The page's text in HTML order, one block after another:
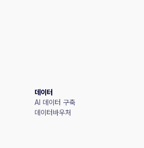
데이터
AI 데이터 구축
데이터바우처